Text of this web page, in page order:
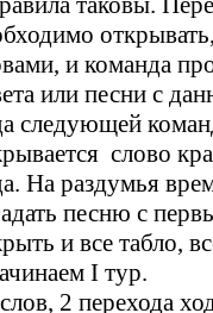
и команда
или песни с
следующей
слово
На раздумья
песню с
и все табло,
I тур.
2 перехода